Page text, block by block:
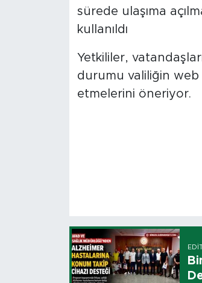
sürede ulaşıma
kullanıldı
Yetkililer,
durumu valiliğin web
etmelerini öneriyor.